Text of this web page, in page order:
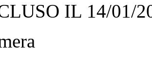
IL 14/01/